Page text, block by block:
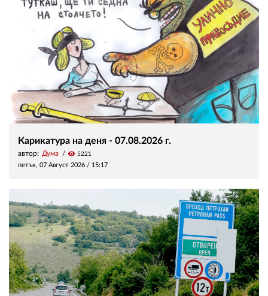
Карикатура на деня - 07.08.2026 г.
автор: Дума visibility 5221
петък, 07 Август 2026 / 15:17